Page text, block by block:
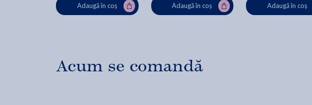
Adaugă în coș Adaugă în coș Adaugă în coș
Acum se comandă